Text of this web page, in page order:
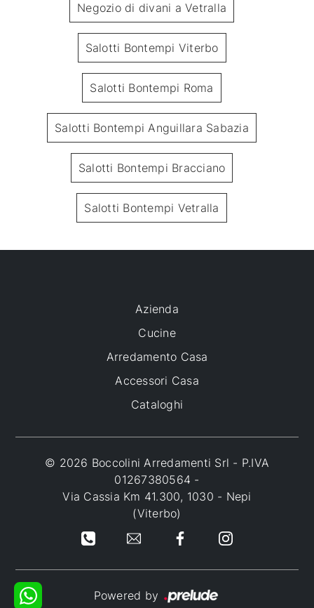
Negozio di divani a Vetralla
Salotti Bontempi Viterbo
Salotti Bontempi Roma
Salotti Bontempi Anguillara Sabazia
Salotti Bontempi Bracciano
Salotti Bontempi Vetralla
Azienda
Cucine
Arredamento Casa
Accessori Casa
Cataloghi
© 2026 Boccolini Arredamenti Srl - P.IVA
01267380564 -
Via Cassia Km 41.300, 1030 - Nepi
(Viterbo)
Powered by